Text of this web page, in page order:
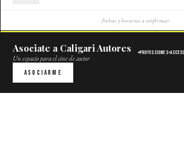
Fechas y horarios a confirmar
Asociate a Caligari Autores
Un espacio para el cine de autor
Proyecciones
Asociarme